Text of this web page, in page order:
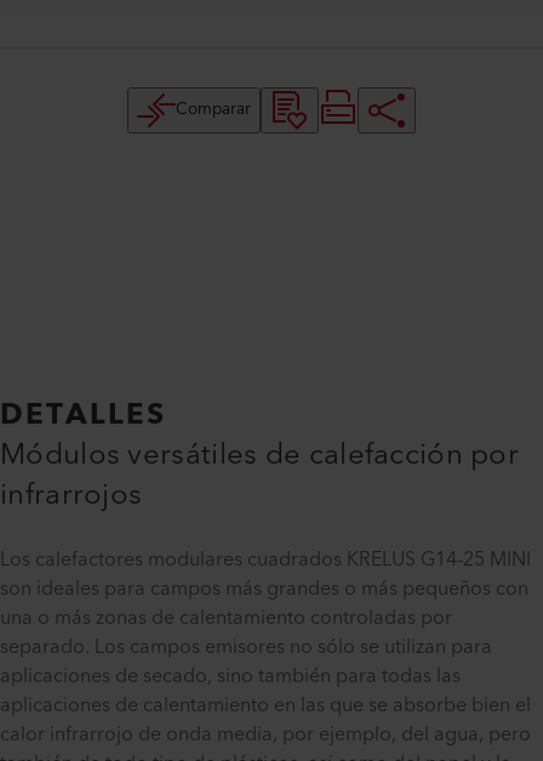
Comparar
DETALLES
Módulos versátiles de calefacción por
infrarrojos
Los calefactores modulares cuadrados KRELUS G14-25 MINI
son ideales para campos más grandes o más pequeños con
una o más zonas de calentamiento controladas por
separado. Los campos emisores no sólo se utilizan para
aplicaciones de secado, sino también para todas las
aplicaciones de calentamiento en las que se absorbe bien el
calor infrarrojo de onda media, por ejemplo, del agua, pero